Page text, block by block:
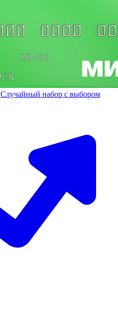
Случайный набор с выбором